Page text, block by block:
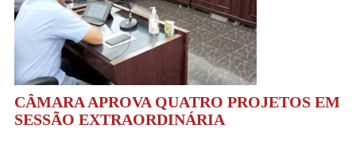
CÂMARA APROVA QUATRO PROJETOS EM
SESSÃO EXTRAORDINÁRIA